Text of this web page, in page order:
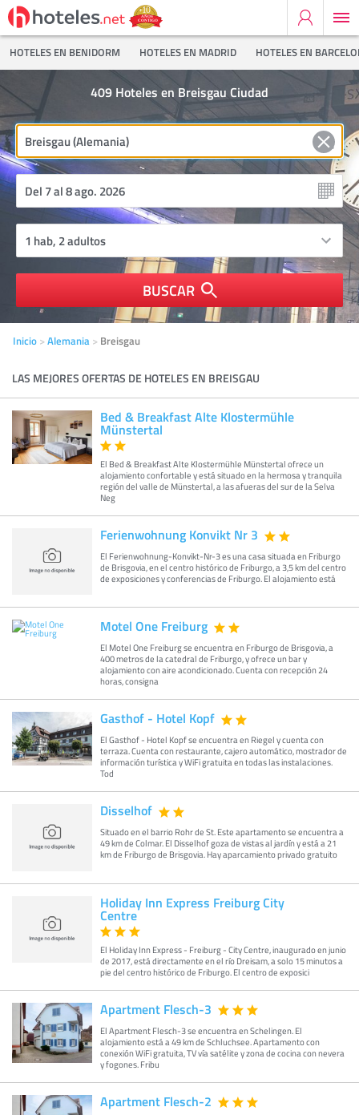
HOTELES EN BENIDORM HOTELES EN MADRID HOTELES EN
Hoteles en Breisgau Ciudad
409
BUSCAR
Inicio Alemania Breisgau
LAS MEJORES OFERTAS DE HOTELES EN BREISGAU
Bed & Breakfast Alte Klostermühle
Münstertal
El Bed & Breakfast Alte Klostermühle Münstertal ofrece un
alojamiento confortable y está situado en la hermosa y tranquila
región del valle de Münstertal, a las afueras del sur de la Selva
Neg
Ferienwohnung Konvikt Nr 3
El Ferienwohnung-Konvikt-Nr-3 es una casa situada en Friburgo
de Brisgovia, en el centro histórico de Friburgo, a 3,5 km del centro
de exposiciones y conferencias de Friburgo. El alojamiento está
Motel One Freiburg
El Motel One Freiburg se encuentra en Friburgo de Brisgovia, a
400 metros de la catedral de Friburgo, y ofrece un bar y
alojamiento con aire acondicionado. Cuenta con recepción 24
horas, consigna
Gasthof - Hotel Kopf
El Gasthof - Hotel Kopf se encuentra en Riegel y cuenta con
terraza. Cuenta con restaurante, cajero automático, mostrador de
información turística y WiFi gratuita en todas las instalaciones.
Tod
Disselhof
Situado en el barrio Rohr de St. Este apartamento se encuentra a
49 km de Colmar. El Disselhof goza de vistas al jardín y está a 21
km de Friburgo de Brisgovia. Hay aparcamiento privado gratuito
Holiday Inn Express Freiburg City
Centre
El Holiday Inn Express - Freiburg - City Centre, inaugurado en junio
de 2017, está directamente en el río Dreisam, a solo 15 minutos a
pie del centro histórico de Friburgo. El centro de exposici
Apartment Flesch-3
El Apartment Flesch-3 se encuentra en Schelingen. El
alojamiento está a 49 km de Schluchsee. Apartamento con
conexión WiFi gratuita, TV vía satélite y zona de cocina con nevera
y fogones. Fribu
Apartment Flesch-2